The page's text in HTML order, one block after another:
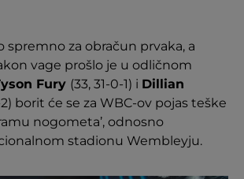
spremno za obračun prvaka, a
vage prošlo je u odličnom
Fury (33, 31-0-1) i Dillian
borit će se za WBC-ov pojas teške
nogometa’, odnosno
stadionu Wembleyju.